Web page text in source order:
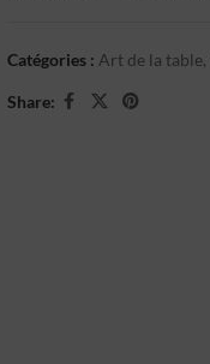
Catégories : Art de la table,
Share: